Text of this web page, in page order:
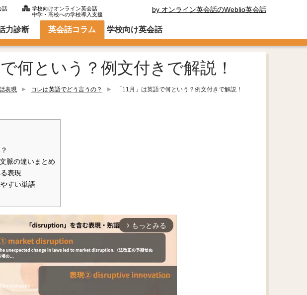
話
学校向けオンライン英会話
中学・高校への学校導入支援
by オンライン英会話のWeblio英会話
力診断 英会話コラム 学校向け英会話
何という？例文付きで解説！
表現 コレは英語でどう言うの？ 「11月」は英語で何という？例文付きで解説！
脈の違いまとめ
表現
すい単語
arrow_forward_ios もっとみる